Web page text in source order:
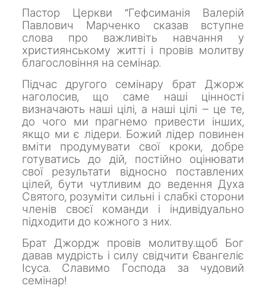
Пастор Церкви “Гефсиманія Валерій
Павлович Марченко сказав вступне
слова про важливіть навчання у
християнському житті і провів молитву
благословіння на семінар.
Підчас другого семінару брат Джорж
наголосив, що саме наші цінності
визначають наші цілі, а наші цілі – це те,
до чого ми прагнемо привести інших,
якщо ми є лідери. Божий лідер повинен
вміти продумувати свої кроки, добре
готуватись до дій, постійно оцінювати
свої результати відносно поставлених
цілей, бути чутливим до ведення Духа
Святого, розуміти сильні і слабкі сторони
членів своєї команди і індивідуально
підходити до кожного з них.
Брат Джордж провів молитву.щоб Бог
давав мудрість і силу свідчити Євангеліє
Ісуса. Славимо Господа за чудовий
семінар!